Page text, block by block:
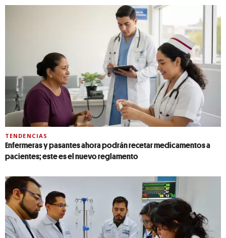
TENDENCIAS
Enfermeras y pasantes ahora podrán recetar medicamentos a
pacientes; este es el nuevo reglamento